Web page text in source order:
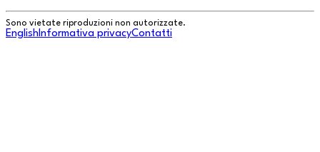
Sono vietate riproduzioni non autorizzate.
English Informativa privacyContatti